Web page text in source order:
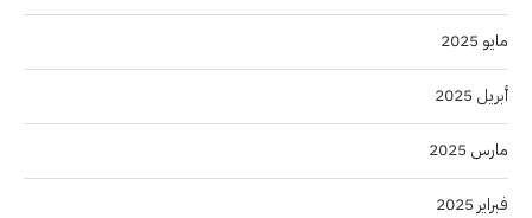
مايو 2025
أبريل 2025
مارس 2025
فبراير 2025